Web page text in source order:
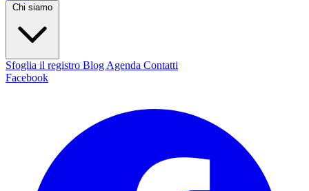
Chi siamo
Sfoglia il registro Blog Agenda Contatti
Facebook